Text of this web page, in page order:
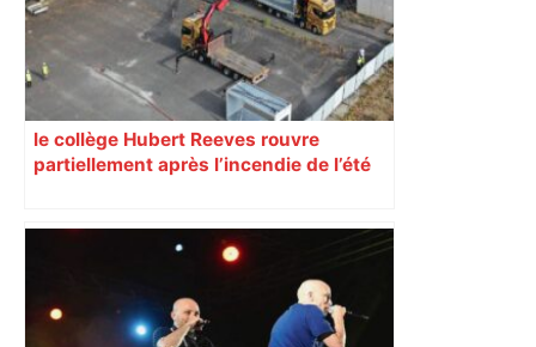
le collège Hubert Reeves rouvre
partiellement après l’incendie de l’été